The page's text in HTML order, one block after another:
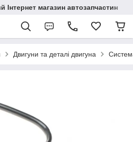
магазин автозапчастин
Двигуни та деталі двигуна